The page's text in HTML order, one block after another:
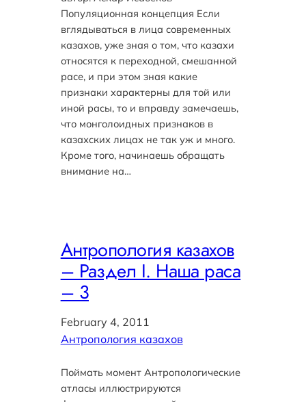
Популяционная концепция Если
вглядываться в лица современных
казахов, уже зная о том, что казахи
относятся к переходной, смешанной
расе, и при этом зная какие
признаки характерны для той или
иной расы, то и вправду замечаешь,
что монголоидных признаков в
казахских лицах не так уж и много.
Кроме того, начинаешь обращать
внимание на…
Антропология казахов
– Раздел I. Наша раса
– 3
February 4, 2011
Антропология казахов
Поймать момент Антропологические
атласы иллюстрируются